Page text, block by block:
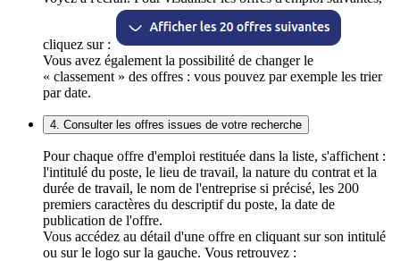
cliquez sur :
Vous avez également la possibilité de changer le
« classement » des offres : vous pouvez par exemple les trier
par date.
4. Consulter les offres issues de votre recherche
Pour chaque offre d'emploi restituée dans la liste, s'affichent :
l'intitulé du poste, le lieu de travail, la nature du contrat et la
durée de travail, le nom de l'entreprise si précisé, les 200
premiers caractères du descriptif du poste, la date de
publication de l'offre.
Vous accédez au détail d'une offre en cliquant sur son intitulé
ou sur le logo sur la gauche. Vous retrouvez :